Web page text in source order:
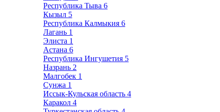
Республика Тыва 6
Кызыл 5
Республика Калмыкия 6
Лагань 1
Элиста 1
Астана 6
Республика Ингушетия 5
Назрань 2
Малгобек 1
Сунжа 1
Иссык-Кульская область 4
Каракол 4